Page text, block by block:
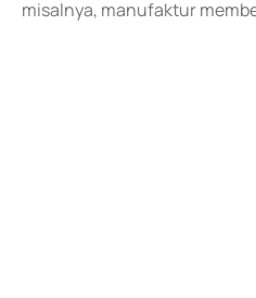
misalnya, manufaktur